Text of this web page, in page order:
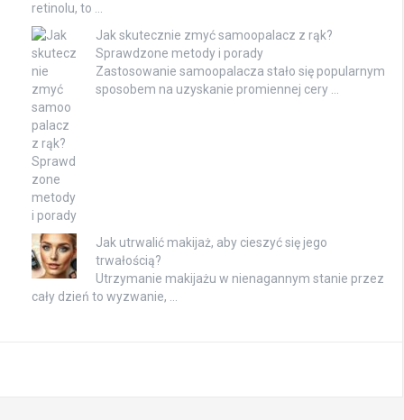
retinolu, to …
Jak skutecznie zmyć samoopalacz z rąk?
Sprawdzone metody i porady
Zastosowanie samoopalacza stało się popularnym
sposobem na uzyskanie promiennej cery …
Jak utrwalić makijaż, aby cieszyć się jego
trwałością?
Utrzymanie makijażu w nienagannym stanie przez
cały dzień to wyzwanie, …